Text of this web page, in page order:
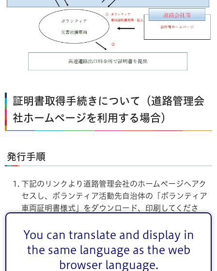
You can translate and display in
the same language as the web
browser language.
証明書取得手続きについて（道路管理会
社ホームページを利用する場合）
発行手順
下記のリンクより道路管理会社のホームページへアク
セスし、ボランティア活動先自治体の「ボランティア
車両証明書様式」をダウンロード、印刷してくださ
してください。
道路管理会社のホームページ及び様式に記載された注
意事項に同意し、必要事項を記入してください。